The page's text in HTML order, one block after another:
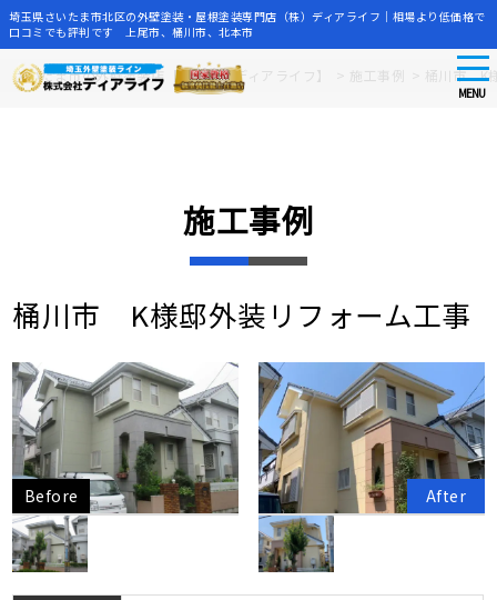
Skip
to
埼玉県さいたま市北区の外壁塗装・屋根塗装専門店（株）ディアライフ｜相場より低価格で
口コミでも評判です 上尾市、桶川市、北本市
MENU
さいたま市の外壁塗装店【株式会社ディアライフ】 施工事例 桶川市 K
施工事例
桶川市 K様邸外装リフォーム工事
Before After